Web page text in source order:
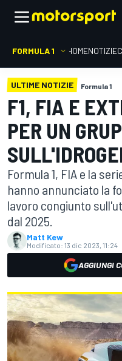
FORMULA 1 HOMENOTIZIE
ULTIME NOTIZIE Formula 1
F1, FIA E
PER UN
Formula 1, FIA e la
hanno annunciato la
lavoro congiunto
dal 2025.
Matt Kew
Modificato: 13 dic 2023, 11:24
AGGIUNGI